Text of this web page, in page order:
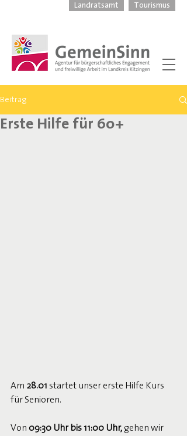
Landratsamt Tourismus
Beitrag
Erste Hilfe für 60+
Am 28.01 startet unser erste Hilfe Kurs
für Senioren.
Von 09:30 Uhr bis 11:00 Uhr, gehen wir